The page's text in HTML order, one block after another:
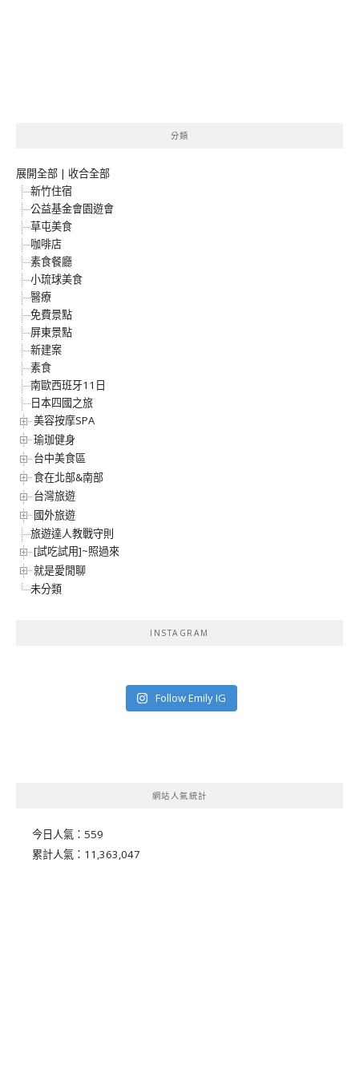
分類
展開全部 | 收合全部
新竹住宿
公益基金會園遊會
草屯美食
咖啡店
素食餐廳
小琉球美食
醫療
免費景點
屏東景點
新建案
素食
南歐西班牙11日
日本四國之旅
美容按摩SPA
瑜珈健身
台中美食區
食在北部&南部
台灣旅遊
國外旅遊
旅遊達人教戰守則
[試吃試用]~照過來
就是愛閒聊
未分類
INSTAGRAM
Follow Emily IG
網站人氣統計
今日人氣： 559
累計人氣： 11,363,047